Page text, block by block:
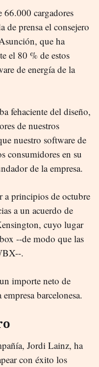
66.000 cargadores
de prensa el consejero
que ha
el 80 % de estos
de energía de la
fehaciente del diseño,
de nuestros
nuestro software de
consumidores en su
de la empresa.
a principios de octubre
a un acuerdo de
cuyo lugar
--de modo que las
.
importe neto de
barcelonesa.
Jordi Lainz, ha
con éxito los